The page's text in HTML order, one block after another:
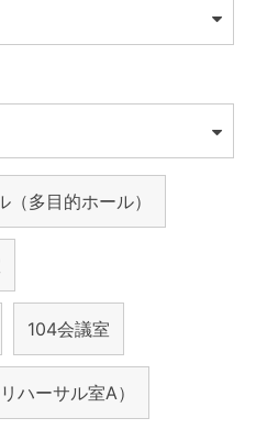
多目的ホール）
104会議室
ハーサル室A）